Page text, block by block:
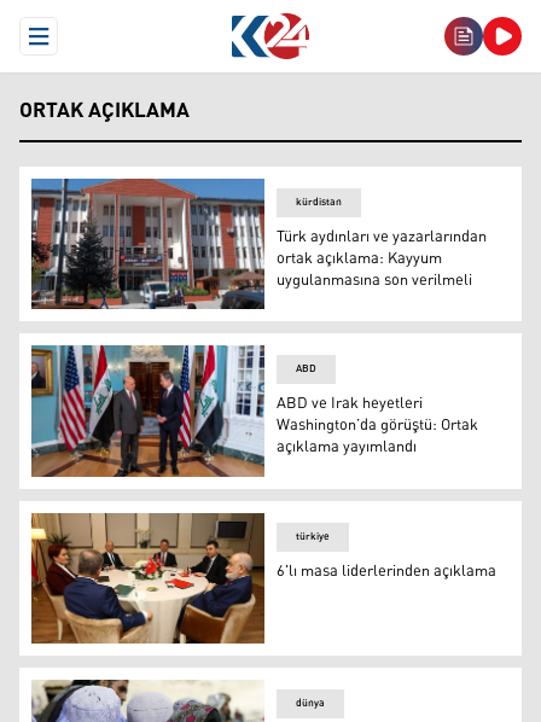
Open Menu
ORTAK AÇIKLAMA
FOTO: Arşiv
kürdistan
Türk aydınları ve yazarlarından
ortak açıklama: Kayyum
uygulanmasına son verilmeli
ABD ve Irak heyetleri Washington’da görüştü: Ortak
ABD
ABD ve Irak heyetleri
Washington’da görüştü: Ortak
açıklama yayımlandı
6'lı masa liderlerinden açıklama
türkiye
6'lı masa liderlerinden açıklama
dünya